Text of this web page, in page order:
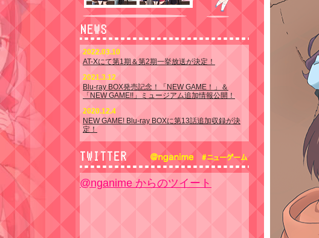
2022.03.10
AT-Xにて第1期＆第2期一挙放送が決定！
2021.3.12
Blu-ray BOX発売記念！「NEW GAME！」＆
「NEW GAME!!」ミュージアム追加情報公開！
2020.12.4
NEW GAME! Blu-ray BOXに第13話追加収録が決
定！
@nganime からのツイート